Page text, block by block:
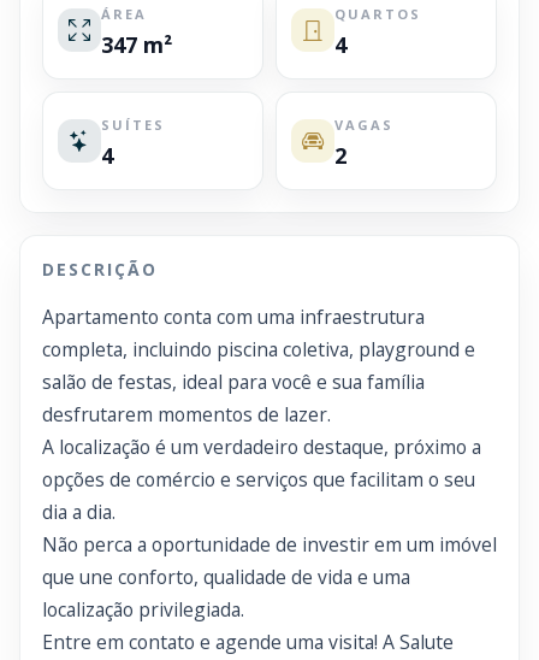
ÁREA
347 m²
QUARTOS
4
SUÍTES
4
VAGAS
2
DESCRIÇÃO
Apartamento conta com uma infraestrutura
completa, incluindo piscina coletiva, playground e
salão de festas, ideal para você e sua família
desfrutarem momentos de lazer.
A localização é um verdadeiro destaque, próximo a
opções de comércio e serviços que facilitam o seu
dia a dia.
Não perca a oportunidade de investir em um imóvel
que une conforto, qualidade de vida e uma
localização privilegiada.
Entre em contato e agende uma visita! A Salute